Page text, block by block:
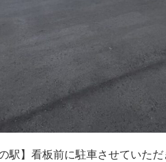
駅】看板前に駐車させていただ